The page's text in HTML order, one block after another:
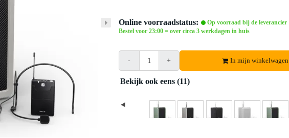
Online voorraadstatus:
Op voorraad bij de leverancier
Bestel voor 23:00 = over circa 3 werkdagen in huis
- + In mijn winkelwagen
Bekijk ook eens (11)